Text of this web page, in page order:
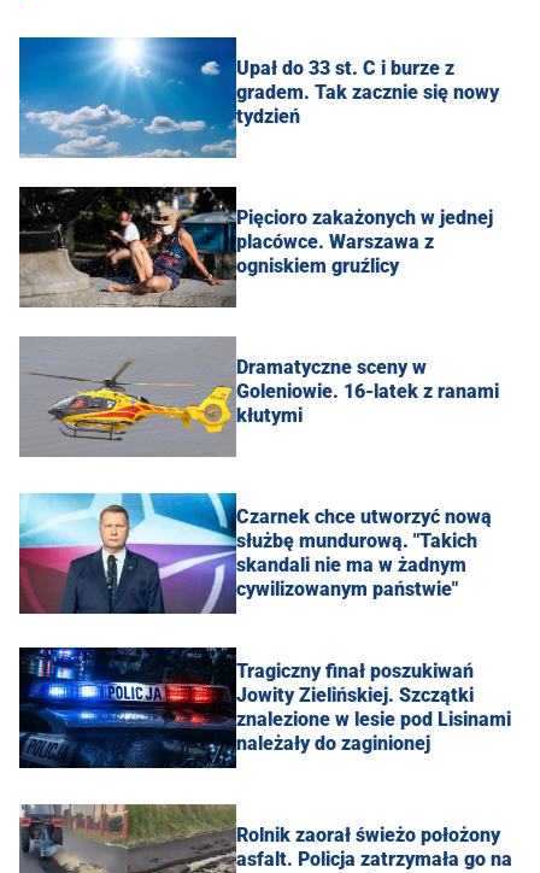
Upał do 33 st. C i burze z
gradem. Tak zacznie się nowy
tydzień
Pięcioro zakażonych w jednej
placówce. Warszawa z
ogniskiem gruźlicy
Dramatyczne sceny w
Goleniowie. 16-latek z ranami
kłutymi
Czarnek chce utworzyć nową
służbę mundurową. "Takich
skandali nie ma w żadnym
cywilizowanym państwie"
Tragiczny finał poszukiwań
Jowity Zielińskiej. Szczątki
znalezione w lesie pod Lisinami
należały do zaginionej
Rolnik zaorał świeżo położony
asfalt. Policja zatrzymała go na